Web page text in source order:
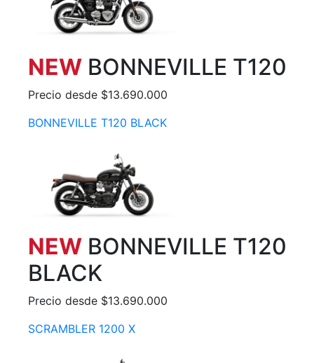
NEW BONNEVILLE T120
Precio desde $13.690.000
BONNEVILLE T120 BLACK
NEW BONNEVILLE T120
BLACK
Precio desde $13.690.000
SCRAMBLER 1200 X